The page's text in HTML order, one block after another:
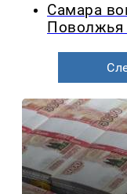
Самара
Поволжья